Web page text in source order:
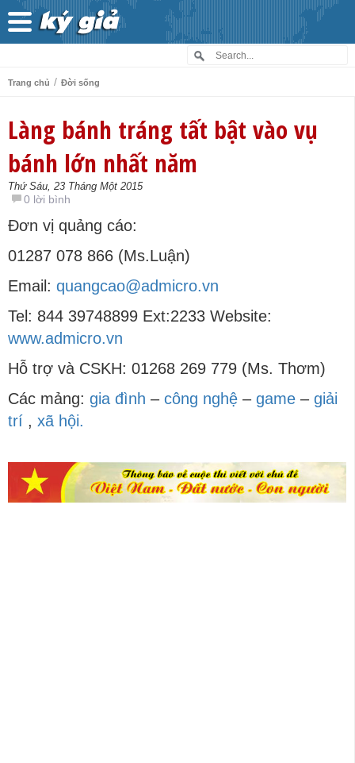
Trang chủ / Đời sống
Làng bánh tráng tất bật vào vụ
bánh lớn nhất năm
Thứ Sáu, 23 Tháng Một 2015
0 lời bình
Đơn vị quảng cáo:
01287 078 866 (Ms.Luận)
Email: quangcao@admicro.vn
Tel: 844 39748899 Ext:2233 Website:
www.admicro.vn
Hỗ trợ và CSKH: 01268 269 779 (Ms. Thơm)
Các mảng: gia đình – công nghệ – game – giải
trí , xã hội.